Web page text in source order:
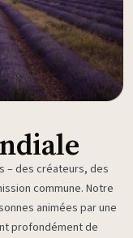
– des créateurs, des
commune. Notre
animées par une
profondément de